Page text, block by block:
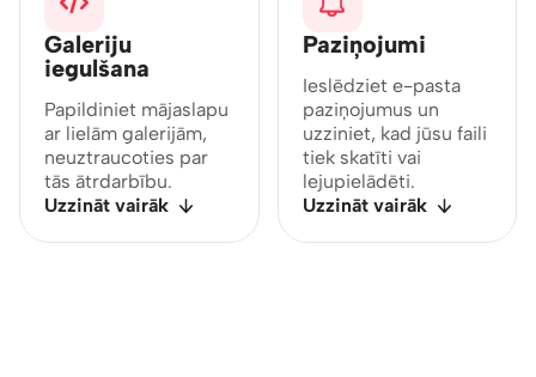
Galeriju
iegulšana
Papildiniet mājaslapu
ar lielām galerijām,
neuztraucoties par
tās ātrdarbību.
Uzzināt vairāk
Paziņojumi
Ieslēdziet e-pasta
paziņojumus un
uzziniet, kad jūsu faili
tiek skatīti vai
lejupielādēti.
Uzzināt vairāk